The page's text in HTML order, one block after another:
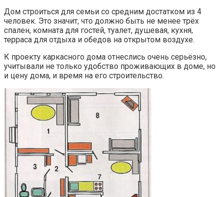
Дом строиться для семьи со средним достатком из 4
человек. Это значит, что должно быть не менее трёх
спален, комната для гостей, туалет, душевая, кухня,
терраса для отдыха и обедов на открытом воздухе.
К проекту каркасного дома отнеслись очень серьёзно,
учитывали не только удобство проживающих в доме, но
и цену дома, и время на его строительство.